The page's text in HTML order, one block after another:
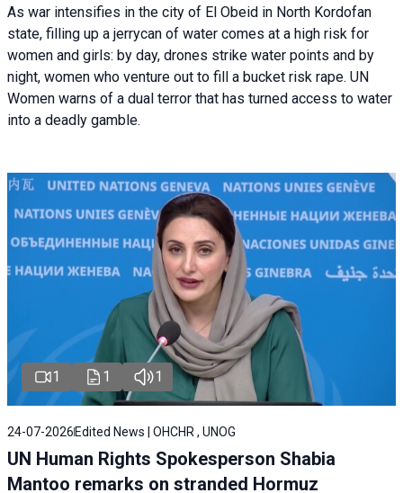
As war intensifies in the city of El Obeid in North Kordofan
state, filling up a jerrycan of water comes at a high risk for
women and girls: by day, drones strike water points and by
night, women who venture out to fill a bucket risk rape. UN
Women warns of a dual terror that has turned access to water
into a deadly gamble.
1 1 1
24-07-2026 Edited News | OHCHR , UNOG
UN Human Rights Spokesperson Shabia
Mantoo remarks on stranded Hormuz